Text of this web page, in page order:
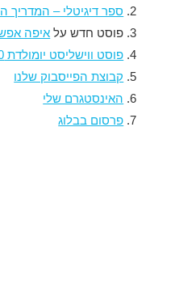
ספר דיגיטלי – המדריך
פוסט חדש על איפה
פוסט ווישליסט יומולדת 2020
קבוצת הפייסבוק שלנו
האינסטגרם שלי
פרסום בבלוג